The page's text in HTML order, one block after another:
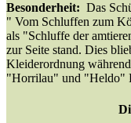
Besonderheit: Das
" Vom Schluffen zum
als "Schluffe der
zur Seite stand. Dies
Kleiderordnung
"Horrilau" und "Heldo"